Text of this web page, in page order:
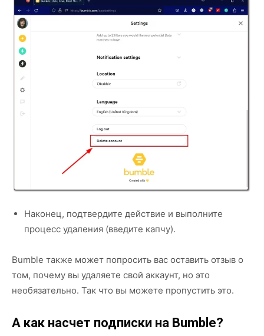
Наконец, подтвердите действие и выполните
процесс удаления (введите капчу).
Bumble также может попросить вас оставить отзыв о
том, почему вы удаляете свой аккаунт, но это
необязательно. Так что вы можете пропустить это.
А как насчет подписки на Bumble?